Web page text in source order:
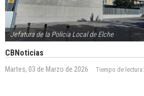
Jefatura de la Policía Local de Elche
CBNoticias
Martes, 03 de Marzo de 2026 Tiempo de lectura: